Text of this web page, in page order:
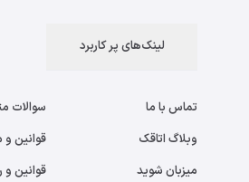
لینک‌های پر کاربرد
تماس با ما
وبلاگ اتاقک
میزبان شوید
سوالات
قوانین و
قوانین و